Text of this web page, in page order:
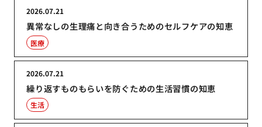
異常なしの生理痛と向き合うためのセルフケアの知恵
2026.07.21
医療
繰り返すものもらいを防ぐための生活習慣の知恵
2026.07.21
生活